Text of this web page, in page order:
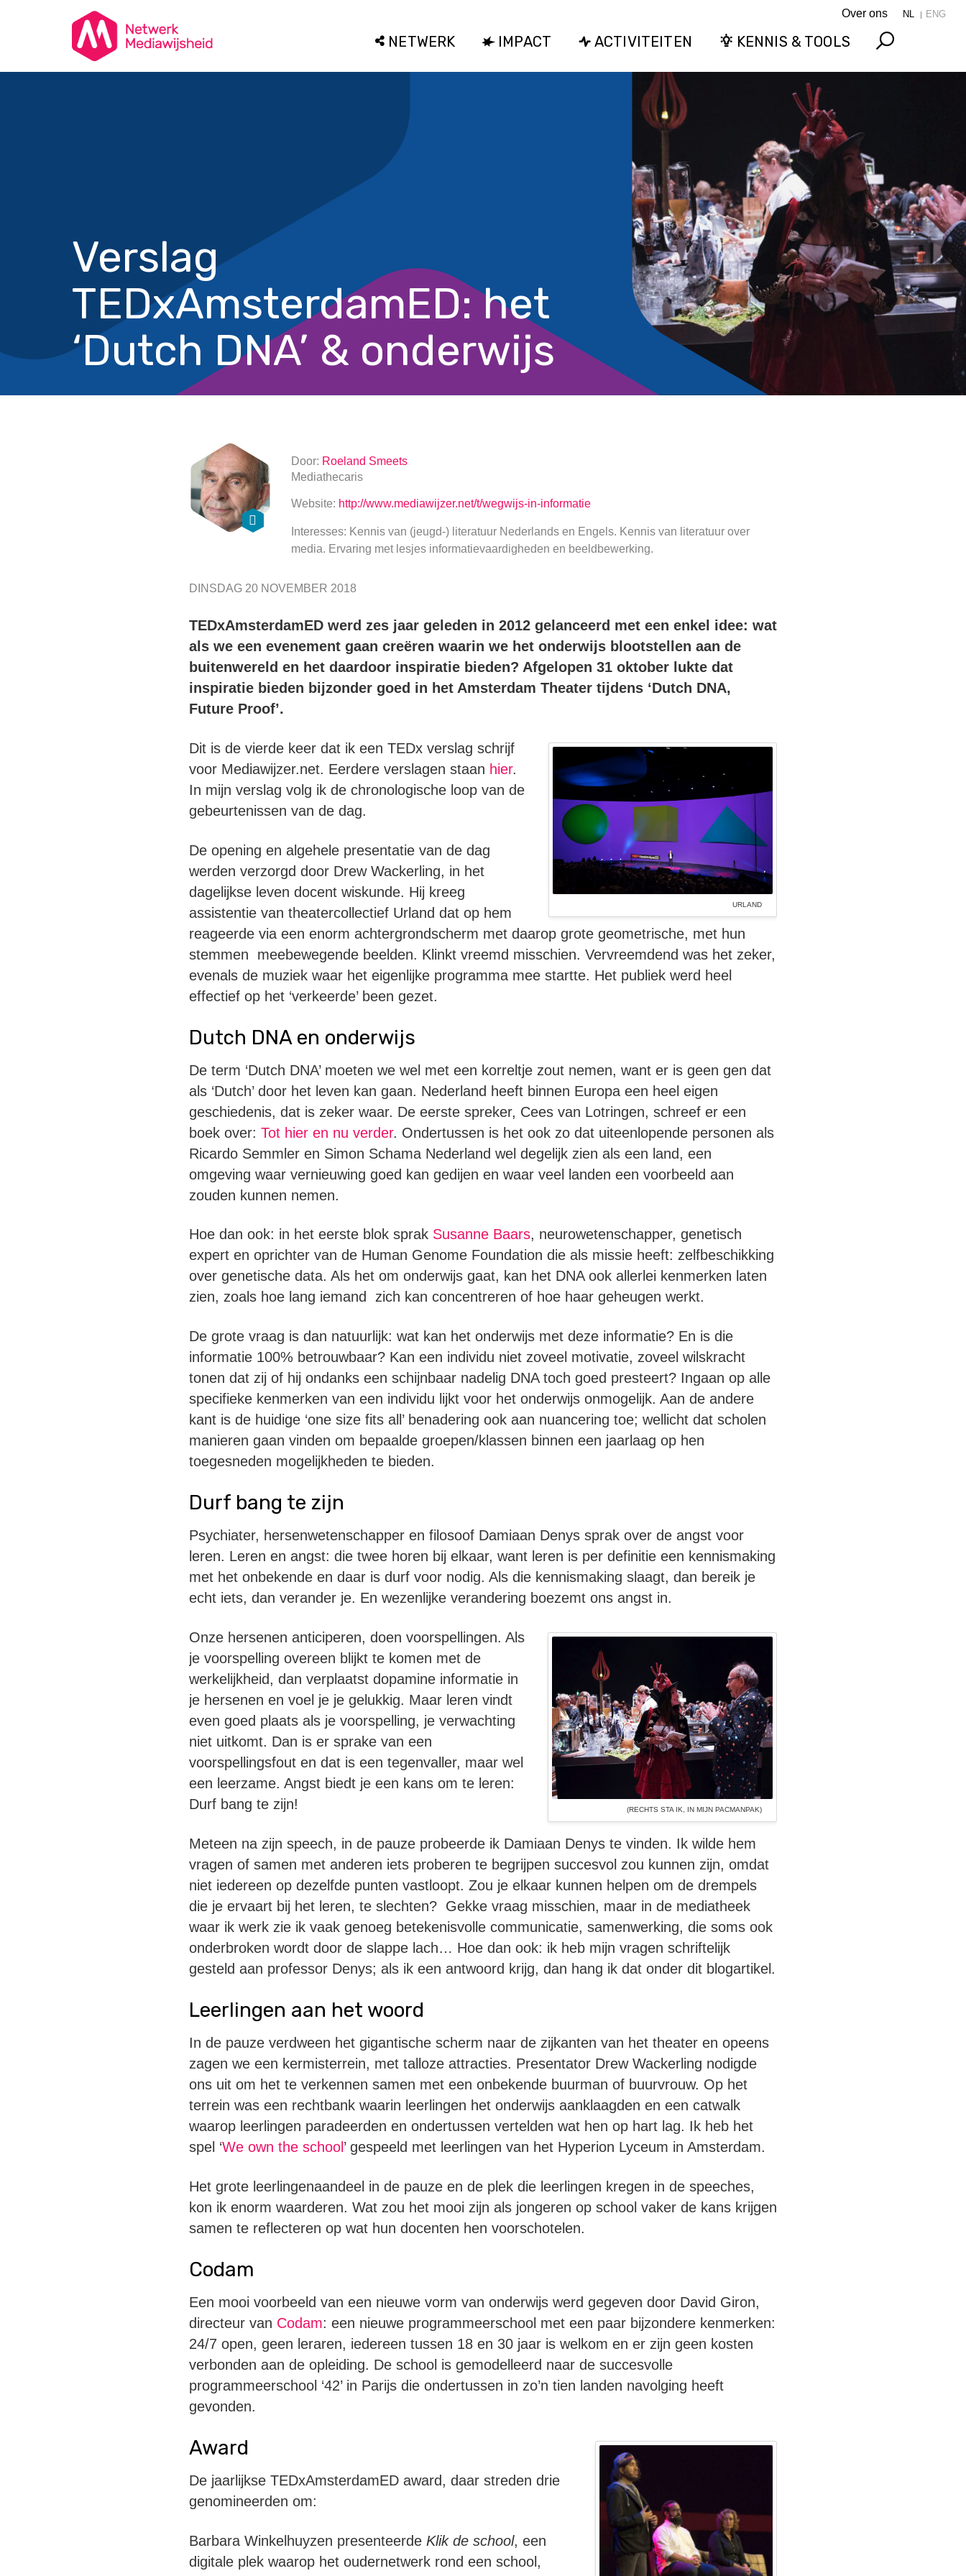
Over ons NL ENG
NETWERK IMPACT ACTIVITEITEN KENNIS & TOOLS
Verslag
TEDxAmsterdamED: het
‘Dutch DNA’ & onderwijs
Door: Roeland Smeets
Mediathecaris
Website: http://www.mediawijzer.net/t/wegwijs-in-informatie
Interesses: Kennis van (jeugd-) literatuur Nederlands en Engels. Kennis van literatuur over
media. Ervaring met lesjes informatievaardigheden en beeldbewerking.
DINSDAG 20 NOVEMBER 2018
TEDxAmsterdamED werd zes jaar geleden in 2012 gelanceerd met een enkel idee: wat
als we een evenement gaan creëren waarin we het onderwijs blootstellen aan de
buitenwereld en het daardoor inspiratie bieden? Afgelopen 31 oktober lukte dat
inspiratie bieden bijzonder goed in het Amsterdam Theater tijdens ‘Dutch DNA,
Future Proof’.
URLAND
Dit is de vierde keer dat ik een TEDx verslag schrijf
voor Mediawijzer.net. Eerdere verslagen staan hier.
In mijn verslag volg ik de chronologische loop van de
gebeurtenissen van de dag.
De opening en algehele presentatie van de dag
werden verzorgd door Drew Wackerling, in het
dagelijkse leven docent wiskunde. Hij kreeg
assistentie van theatercollectief Urland dat op hem
reageerde via een enorm achtergrondscherm met daarop grote geometrische, met hun
stemmen meebewegende beelden. Klinkt vreemd misschien. Vervreemdend was het zeker,
evenals de muziek waar het eigenlijke programma mee startte. Het publiek werd heel
effectief op het ‘verkeerde’ been gezet.
Dutch DNA en onderwijs
De term ‘Dutch DNA’ moeten we wel met een korreltje zout nemen, want er is geen gen dat
als ‘Dutch’ door het leven kan gaan. Nederland heeft binnen Europa een heel eigen
geschiedenis, dat is zeker waar. De eerste spreker, Cees van Lotringen, schreef er een
boek over: Tot hier en nu verder. Ondertussen is het ook zo dat uiteenlopende personen als
Ricardo Semmler en Simon Schama Nederland wel degelijk zien als een land, een
omgeving waar vernieuwing goed kan gedijen en waar veel landen een voorbeeld aan
zouden kunnen nemen.
Hoe dan ook: in het eerste blok sprak Susanne Baars, neurowetenschapper, genetisch
expert en oprichter van de Human Genome Foundation die als missie heeft: zelfbeschikking
over genetische data. Als het om onderwijs gaat, kan het DNA ook allerlei kenmerken laten
zien, zoals hoe lang iemand zich kan concentreren of hoe haar geheugen werkt.
De grote vraag is dan natuurlijk: wat kan het onderwijs met deze informatie? En is die
informatie 100% betrouwbaar? Kan een individu niet zoveel motivatie, zoveel wilskracht
tonen dat zij of hij ondanks een schijnbaar nadelig DNA toch goed presteert? Ingaan op alle
specifieke kenmerken van een individu lijkt voor het onderwijs onmogelijk. Aan de andere
kant is de huidige ‘one size fits all’ benadering ook aan nuancering toe; wellicht dat scholen
manieren gaan vinden om bepaalde groepen/klassen binnen een jaarlaag op hen
toegesneden mogelijkheden te bieden.
Durf bang te zijn
Psychiater, hersenwetenschapper en filosoof Damiaan Denys sprak over de angst voor
leren. Leren en angst: die twee horen bij elkaar, want leren is per definitie een kennismaking
met het onbekende en daar is durf voor nodig. Als die kennismaking slaagt, dan bereik je
echt iets, dan verander je. En wezenlijke verandering boezemt ons angst in.
(RECHTS STA IK, IN MIJN PACMANPAK)
Onze hersenen anticiperen, doen voorspellingen. Als
je voorspelling overeen blijkt te komen met de
werkelijkheid, dan verplaatst dopamine informatie in
je hersenen en voel je je gelukkig. Maar leren vindt
even goed plaats als je voorspelling, je verwachting
niet uitkomt. Dan is er sprake van een
voorspellingsfout en dat is een tegenvaller, maar wel
een leerzame. Angst biedt je een kans om te leren:
Durf bang te zijn!
Meteen na zijn speech, in de pauze probeerde ik Damiaan Denys te vinden. Ik wilde hem
vragen of samen met anderen iets proberen te begrijpen succesvol zou kunnen zijn, omdat
niet iedereen op dezelfde punten vastloopt. Zou je elkaar kunnen helpen om de drempels
die je ervaart bij het leren, te slechten? Gekke vraag misschien, maar in de mediatheek
waar ik werk zie ik vaak genoeg betekenisvolle communicatie, samenwerking, die soms ook
onderbroken wordt door de slappe lach… Hoe dan ook: ik heb mijn vragen schriftelijk
gesteld aan professor Denys; als ik een antwoord krijg, dan hang ik dat onder dit blogartikel.
Leerlingen aan het woord
In de pauze verdween het gigantische scherm naar de zijkanten van het theater en opeens
zagen we een kermisterrein, met talloze attracties. Presentator Drew Wackerling nodigde
ons uit om het te verkennen samen met een onbekende buurman of buurvrouw. Op het
terrein was een rechtbank waarin leerlingen het onderwijs aanklaagden en een catwalk
waarop leerlingen paradeerden en ondertussen vertelden wat hen op hart lag. Ik heb het
spel ‘We own the school ’ gespeeld met leerlingen van het Hyperion Lyceum in Amsterdam.
Het grote leerlingenaandeel in de pauze en de plek die leerlingen kregen in de speeches,
kon ik enorm waarderen. Wat zou het mooi zijn als jongeren op school vaker de kans krijgen
samen te reflecteren op wat hun docenten hen voorschotelen.
Codam
Een mooi voorbeeld van een nieuwe vorm van onderwijs werd gegeven door David Giron,
directeur van Codam: een nieuwe programmeerschool met een paar bijzondere kenmerken:
24/7 open, geen leraren, iedereen tussen 18 en 30 jaar is welkom en er zijn geen kosten
verbonden aan de opleiding. De school is gemodelleerd naar de succesvolle
programmeerschool ‘42’ in Parijs die ondertussen in zo’n tien landen navolging heeft
gevonden.
Award
De jaarlijkse TEDxAmsterdamED award, daar streden drie
genomineerden om:
Barbara Winkelhuyzen presenteerde Klik de school, een
digitale plek waarop het oudernetwerk rond een school,